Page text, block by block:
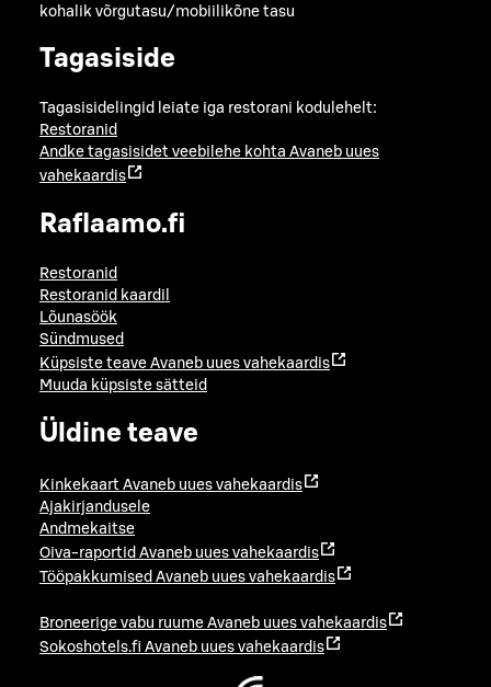
kohalik võrgutasu/mobiilikõne tasu
Tagasiside
Tagasisidelingid leiate iga restorani kodulehelt:
Restoranid
Andke tagasisidet veebilehe kohta Avaneb uues
vahekaardis
Raflaamo.fi
Restoranid
Restoranid kaardil
Lõunasöök
Sündmused
Küpsiste teave Avaneb uues vahekaardis
Muuda küpsiste sätteid
Üldine teave
Kinkekaart Avaneb uues vahekaardis
Ajakirjandusele
Andmekaitse
Oiva-raportid Avaneb uues vahekaardis
Tööpakkumised Avaneb uues vahekaardis
Broneerige vabu ruume Avaneb uues vahekaardis
Sokoshotels.fi Avaneb uues vahekaardis